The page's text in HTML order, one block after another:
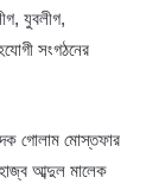
যুবলীগ,
সংগঠনের
গোলাম মোস্তফার
আব্দুল মালেক